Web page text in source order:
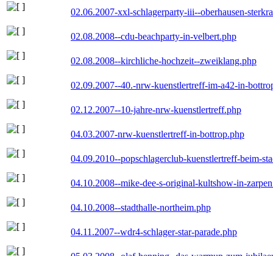
02.06.2007-xxl-schlagerparty-iii--oberhausen-
02.08.2008--cdu-beachparty-in-velbert.php
02.08.2008--kirchliche-hochzeit--zweiklang.php
02.09.2007--40.-nrw-kuenstlertreff-im-a42-in-
02.12.2007--10-jahre-nrw-kuenstlertreff.php
04.03.2007-nrw-kuenstlertreff-in-bottrop.php
04.09.2010--popschlagerclub-kuenstlertreff-beim-
04.10.2008--mike-dee-s-original-kultshow-in-
04.10.2008--stadthalle-northeim.php
04.11.2007--wdr4-schlager-star-parade.php